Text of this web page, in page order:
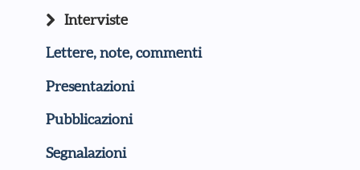
Interviste
Lettere, note, commenti
Presentazioni
Pubblicazioni
Segnalazioni